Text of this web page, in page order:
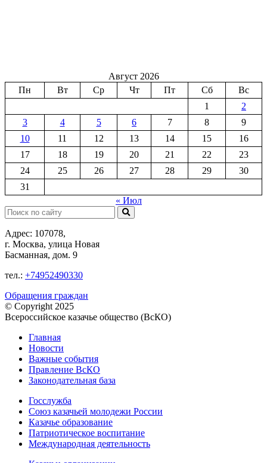
Август 2026
Пн
Вт Ср Чт Пт Сб
Вс
1
2
3
4 5 6 7 8
9
10
11 12 13 14 15
16
17
18 19 20 21 22
23
24
25 26 27 28 29
30
31
« Июл
Поиск:
Адрес: 107078,
г. Москва, улица Новая
Басманная, дом. 9
тел.: +74952490330
Обращения граждан
© Copyright 2025
Всероссийское казачье общество (ВсКО)
Главная
Новости
Важные события
Правление ВсКО
Законодательная база
Госслужба
Союз казачьей молодежи России
Казачье образование
Патриотическое воспитание
Международная деятельность